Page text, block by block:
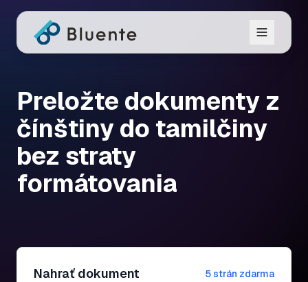
Preložte dokumenty z
čínštiny do tamilčiny
bez straty
formátovania
Nahrať dokument 5 strán zdarma